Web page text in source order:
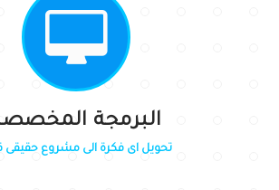
البرمجة
تحويل اى فكرة الى مشروع حقيقى